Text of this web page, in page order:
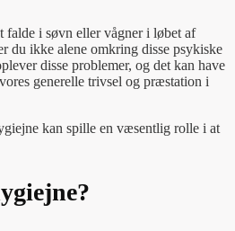
i søvn eller vågner i løbet af
du ikke alene omkring disse psykiske
disse problemer, og det kan have
generelle trivsel og præstation i
kan spille en væsentlig rolle i at